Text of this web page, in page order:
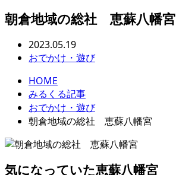
朝倉地域の総社 恵蘇八幡宮
2023.05.19
おでかけ・遊び
HOME
みるくる記事
おでかけ・遊び
朝倉地域の総社 恵蘇八幡宮
気になっていた恵蘇八幡宮